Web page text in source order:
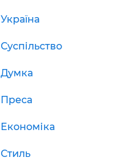
Україна
Суспільство
Думка
Преса
Економіка
Стиль